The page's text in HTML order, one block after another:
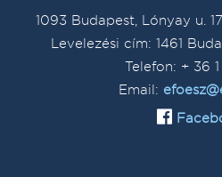
1093 Budapest, Lónyay u.
Levelezési cím: 1461
Telefon: + 36 1
Email: